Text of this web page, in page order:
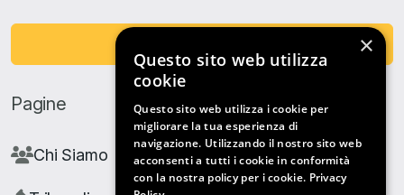
Pagine
Chi Siamo
×
Questo sito web utilizza
cookie
Questo sito web utilizza i cookie per
migliorare la tua esperienza di
navigazione. Utilizzando il nostro sito web
acconsenti a tutti i cookie in conformità
con la nostra policy per i cookie. Privacy